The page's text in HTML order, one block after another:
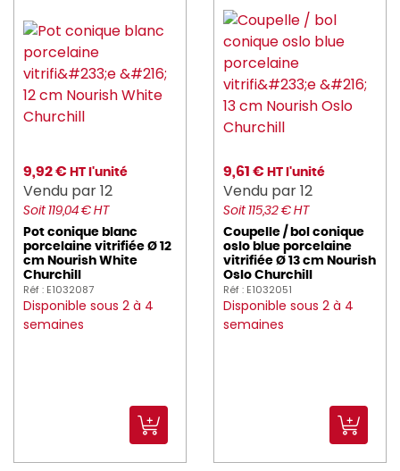
9,92 € HT l'unité
Vendu par 12
Soit 119,04 € HT
Pot conique blanc
porcelaine vitrifiée Ø 12
cm Nourish White
Churchill
Réf : E1032087
Disponible sous 2 à 4
semaines
9,61 € HT l'unité
Vendu par 12
Soit 115,32 € HT
Coupelle / bol conique
oslo blue porcelaine
vitrifiée Ø 13 cm Nourish
Oslo Churchill
Réf : E1032051
Disponible sous 2 à 4
semaines